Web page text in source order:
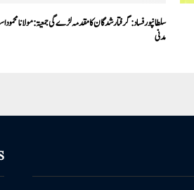
سلطانپورفساد:گرفتارشدگان کا مقدمہ لڑے گی جمعیۃ: مولانا محمود
مدنی